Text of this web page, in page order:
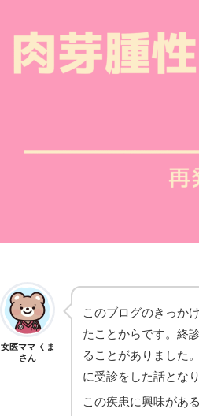
女医ママ くま
さん
このブログのきっか
たことからです。終
ることがありました
に受診をした話となり
この疾患に興味があ